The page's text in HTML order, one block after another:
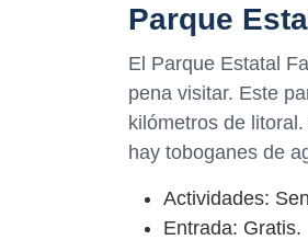
Parque
El Parque Estatal
pena visitar. Este
kilómetros de
hay toboganes de
Actividades:
Entrada: Gratis.